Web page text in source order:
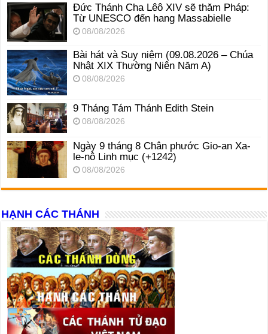
Đức Thánh Cha Lêô XIV sẽ thăm Pháp:
Từ UNESCO đến hang Massabielle
08/08/2026
Bài hát và Suy niệm (09.08.2026 – Chúa
Nhật XIX Thường Niên Năm A)
08/08/2026
9 Tháng Tám Thánh Edith Stein
08/08/2026
Ngày 9 tháng 8 Chân phước Gio-an Xa-
le-nô Linh mục (+1242)
08/08/2026
HẠNH CÁC THÁNH